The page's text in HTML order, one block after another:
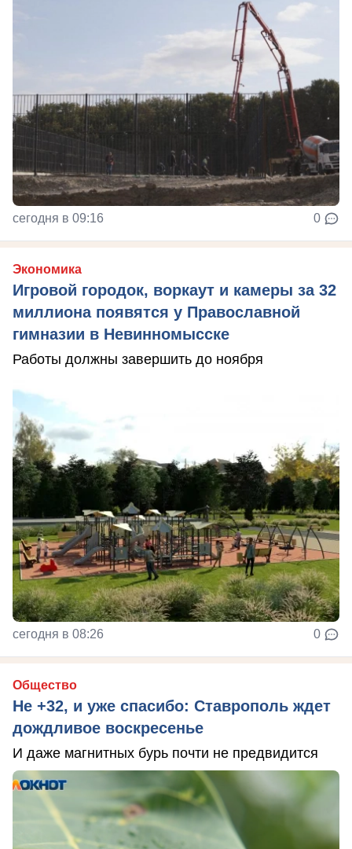
сегодня в 09:16 0
Экономика
Игровой городок, воркаут и камеры за 32
миллиона появятся у Православной
гимназии в Невинномысске
Работы должны завершить до ноября
сегодня в 08:26 0
Общество
Не +32, и уже спасибо: Ставрополь ждет
дождливое воскресенье
И даже магнитных бурь почти не предвидится